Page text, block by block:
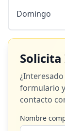
Domingo
formulario y
contacto
Nombre